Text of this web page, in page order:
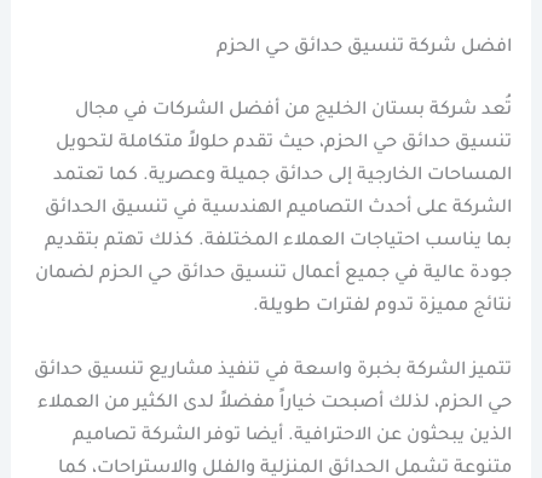
افضل شركة تنسيق حدائق حي الحزم
تُعد شركة بستان الخليج من أفضل الشركات في مجال
تنسيق حدائق حي الحزم، حيث تقدم حلولاً متكاملة لتحويل
المساحات الخارجية إلى حدائق جميلة وعصرية. كما تعتمد
الشركة على أحدث التصاميم الهندسية في تنسيق الحدائق
بما يناسب احتياجات العملاء المختلفة. كذلك تهتم بتقديم
جودة عالية في جميع أعمال تنسيق حدائق حي الحزم لضمان
نتائج مميزة تدوم لفترات طويلة.
تتميز الشركة بخبرة واسعة في تنفيذ مشاريع تنسيق حدائق
حي الحزم، لذلك أصبحت خياراً مفضلاً لدى الكثير من العملاء
الذين يبحثون عن الاحترافية. أيضا توفر الشركة تصاميم
متنوعة تشمل الحدائق المنزلية والفلل والاستراحات، كما